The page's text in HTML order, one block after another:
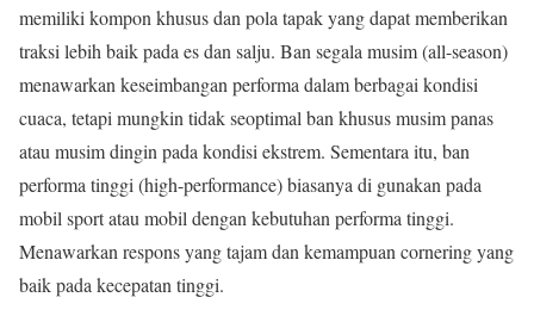
memiliki kompon khusus dan pola tapak yang dapat memberikan
traksi lebih baik pada es dan salju. Ban segala musim (all-season)
menawarkan keseimbangan performa dalam berbagai kondisi
cuaca, tetapi mungkin tidak seoptimal ban khusus musim panas
atau musim dingin pada kondisi ekstrem. Sementara itu, ban
performa tinggi (high-performance) biasanya di gunakan pada
mobil sport atau mobil dengan kebutuhan performa tinggi.
Menawarkan respons yang tajam dan kemampuan cornering yang
baik pada kecepatan tinggi.